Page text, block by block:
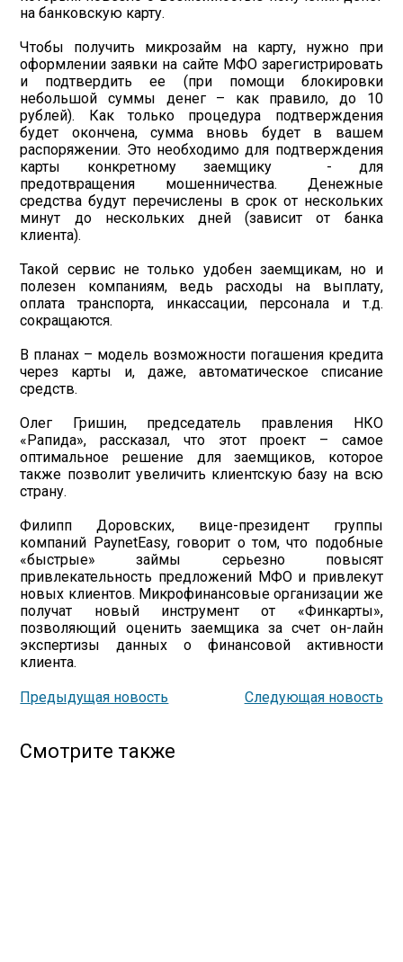
на банковскую карту.
Чтобы получить микрозайм на карту, нужно при
оформлении заявки на сайте МФО зарегистрировать
и подтвердить ее (при помощи блокировки
небольшой суммы денег – как правило, до 10
рублей). Как только процедура подтверждения
будет окончена, сумма вновь будет в вашем
распоряжении. Это необходимо для подтверждения
карты конкретному заемщику - для
предотвращения мошенничества. Денежные
средства будут перечислены в срок от нескольких
минут до нескольких дней (зависит от банка
клиента).
Такой сервис не только удобен заемщикам, но и
полезен компаниям, ведь расходы на выплату,
оплата транспорта, инкассации, персонала и т.д.
сокращаются.
В планах – модель возможности погашения кредита
через карты и, даже, автоматическое списание
средств.
Олег Гришин, председатель правления НКО
«Рапида», рассказал, что этот проект – самое
оптимальное решение для заемщиков, которое
также позволит увеличить клиентскую базу на всю
страну.
Филипп Доровских, вице-президент группы
компаний PaynetEasy, говорит о том, что подобные
«быстрые» займы серьезно повысят
привлекательность предложений МФО и привлекут
новых клиентов. Микрофинансовые организации же
получат новый инструмент от «Финкарты»,
позволяющий оценить заемщика за счет он-лайн
экспертизы данных о финансовой активности
клиента.
Предыдущая новость Следующая новость
Смотрите также